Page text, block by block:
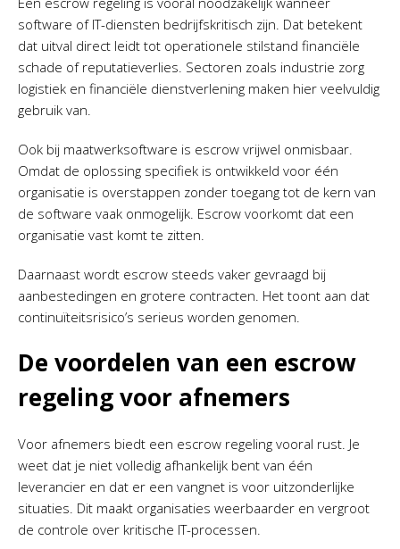
software of IT-diensten bedrijfskritisch zijn. Dat betekent
dat uitval direct leidt tot operationele stilstand financiële
schade of reputatieverlies. Sectoren zoals industrie zorg
logistiek en financiële dienstverlening maken hier veelvuldig
gebruik van.
Ook bij maatwerksoftware is escrow vrijwel onmisbaar.
Omdat de oplossing specifiek is ontwikkeld voor één
organisatie is overstappen zonder toegang tot de kern van
de software vaak onmogelijk. Escrow voorkomt dat een
organisatie vast komt te zitten.
Daarnaast wordt escrow steeds vaker gevraagd bij
aanbestedingen en grotere contracten. Het toont aan dat
continuïteitsrisico’s serieus worden genomen.
De voordelen van een escrow
regeling voor afnemers
Voor afnemers biedt een escrow regeling vooral rust. Je
weet dat je niet volledig afhankelijk bent van één
leverancier en dat er een vangnet is voor uitzonderlijke
situaties. Dit maakt organisaties weerbaarder en vergroot
de controle over kritische IT-processen.